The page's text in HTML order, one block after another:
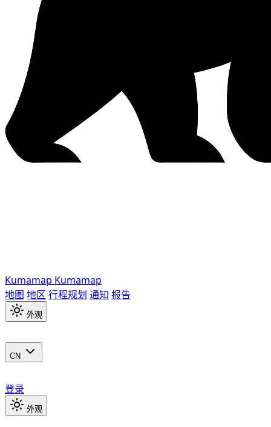
Kumamap Kumamap
地图 地区 行程规划 通知 报告
外观
CN
登录
外观